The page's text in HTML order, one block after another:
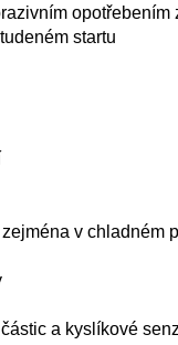
opotřebením
startu
v chladném
a kyslíkové